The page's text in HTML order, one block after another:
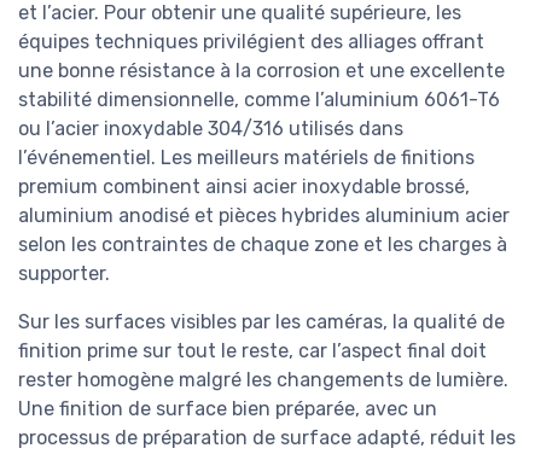
et l’acier. Pour obtenir une qualité supérieure, les
équipes techniques privilégient des alliages offrant
une bonne résistance à la corrosion et une excellente
stabilité dimensionnelle, comme l’aluminium 6061-T6
ou l’acier inoxydable 304/316 utilisés dans
l’événementiel. Les meilleurs matériels de finitions
premium combinent ainsi acier inoxydable brossé,
aluminium anodisé et pièces hybrides aluminium acier
selon les contraintes de chaque zone et les charges à
supporter.
Sur les surfaces visibles par les caméras, la qualité de
finition prime sur tout le reste, car l’aspect final doit
rester homogène malgré les changements de lumière.
Une finition de surface bien préparée, avec un
processus de préparation de surface adapté, réduit les